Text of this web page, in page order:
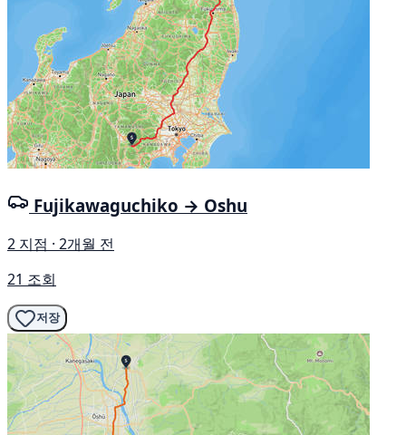
Fujikawaguchiko → Oshu
2 지점 · 2개월 전
21 조회
저장